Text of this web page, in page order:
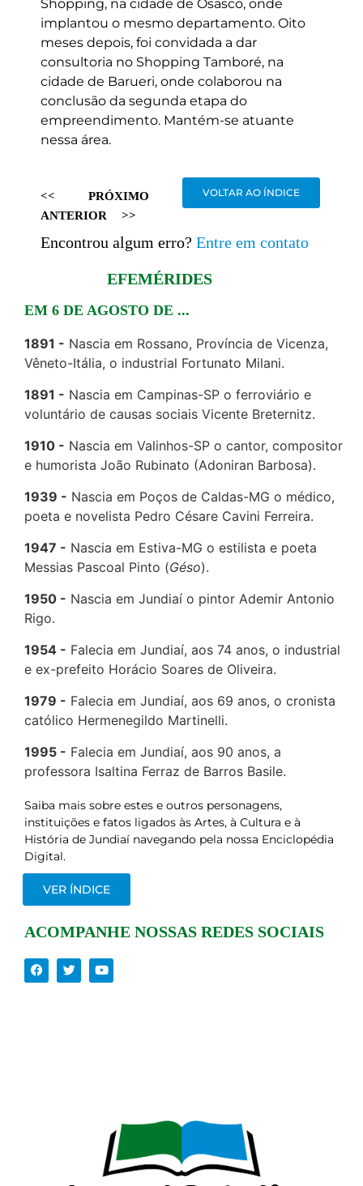
Shopping, na cidade de Osasco, onde
implantou o mesmo departamento. Oito
meses depois, foi convidada a dar
consultoria no Shopping Tamboré, na
cidade de Barueri, onde colaborou na
conclusão da segunda etapa do
empreendimento. Mantém-se atuante
nessa área.
<<
ANTERIOR
PRÓXIMO
>>
VOLTAR AO ÍNDICE
Encontrou algum erro? Entre em contato
EFEMÉRIDES
EM 6 DE AGOSTO DE ...
1891
Nascia em Rossano, Província de Vicenza,
Vêneto-Itália, o industrial Fortunato Milani.
1891
Nascia em Campinas-SP o ferroviário e
voluntário de causas sociais Vicente Breternitz.
1910
Nascia em Valinhos-SP o cantor, compositor
e humorista João Rubinato (Adoniran Barbosa).
1939
Nascia em Poços de Caldas-MG o médico,
poeta e novelista Pedro Césare Cavini Ferreira.
1947
Nascia em Estiva-MG o estilista e poeta
Messias Pascoal Pinto (Géso).
1950
Nascia em Jundiaí o pintor Ademir Antonio
Rigo.
1954
Falecia em Jundiaí, aos 74 anos, o industrial
e ex-prefeito Horácio Soares de Oliveira.
1979
Falecia em Jundiaí, aos 69 anos, o cronista
católico Hermenegildo Martinelli.
1995
Falecia em Jundiaí, aos 90 anos, a
professora Isaltina Ferraz de Barros Basile.
Saiba mais sobre estes e outros personagens,
instituições e fatos ligados às Artes, à Cultura e à
História de Jundiaí navegando pela nossa Enciclopédia
Digital.
VER ÍNDICE
ACOMPANHE NOSSAS REDES SOCIAIS